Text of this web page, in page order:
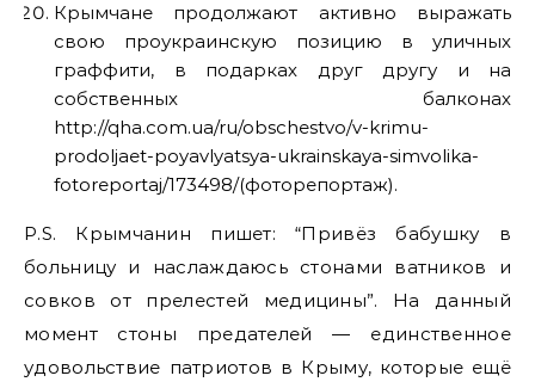
Крымчане продолжают активно выражать
свою проукраинскую позицию в уличных
граффити, в подарках друг другу и на
собственных балконах
http://qha.com.ua/ru/obschestvo/v-krimu-
prodoljaet-poyavlyatsya-ukrainskaya-simvolika-
fotoreportaj/173498/(фоторепортаж).
P.S. Крымчанин пишет: “Привёз бабушку в
больницу и наслаждаюсь стонами ватников и
совков от прелестей медицины”. На данный
момент стоны предателей — единственное
удовольствие патриотов в Крыму, которые ещё